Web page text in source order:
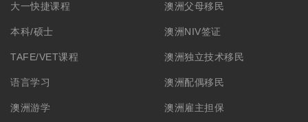
大一快捷课程
本科/硕士
TAFE/VET课程
语言学习
澳洲游学
澳洲父母移民
澳洲NIV签证
澳洲独立技术移民
澳洲配偶移民
澳洲雇主担保